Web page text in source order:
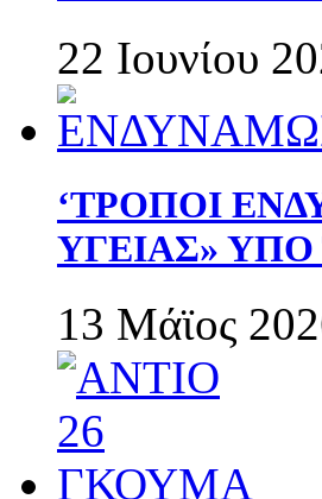
22 Ιουνίου
‘ΤΡΟΠΟΙ
ΥΓΕΙΑΣ»
13 Μάϊος